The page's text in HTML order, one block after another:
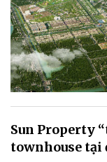
Sun Property
townhouse tại